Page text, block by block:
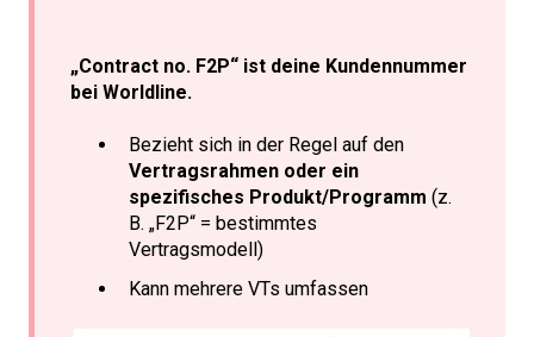
„Contract no. F2P“ ist deine Kundennummer
bei Worldline.
Bezieht sich in der Regel auf den
Vertragsrahmen oder ein
spezifisches Produkt/Programm (z.
B. „F2P“ = bestimmtes
Vertragsmodell)
Kann mehrere VTs umfassen